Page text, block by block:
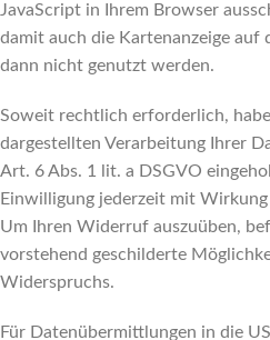
JavaScript in Ihrem Browser
damit auch die Kartenanzeige auf
dann nicht genutzt werden.
Soweit rechtlich erforderlich,
dargestellten Verarbeitung Ihrer
Art. 6 Abs. 1 lit. a DSGVO
Einwilligung jederzeit mit
Um Ihren Widerruf auszuüben,
vorstehend geschilderte
Widerspruchs.
Für Datenübermittlungen in die